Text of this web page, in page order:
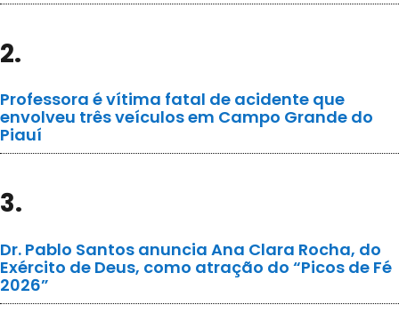
2.
Professora é vítima fatal de acidente que
envolveu três veículos em Campo Grande do
Piauí
3.
Dr. Pablo Santos anuncia Ana Clara Rocha, do
Exército de Deus, como atração do “Picos de Fé
2026”